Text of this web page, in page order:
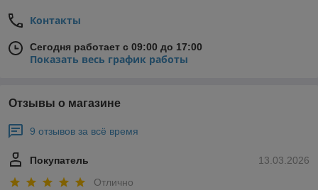
Контакты
Сегодня работает с 09:00 до 17:00
Показать весь график работы
Отзывы о магазине
9 отзывов за всё время
13.03.2026
Покупатель
Отлично